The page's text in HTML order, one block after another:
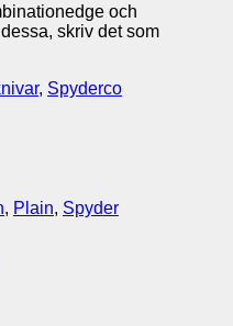
och
skriv det som
, Spyderco
, Plain, Spyder